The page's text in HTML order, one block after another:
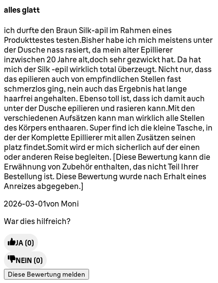
alles glatt
5 Sterne von maximal 5
ich durfte den Braun Silk-apil im Rahmen eines
Produkttestes testen.Bisher habe ich mich meistens unter
der Dusche nass rasiert, da mein alter Epillierer
inzwischen 20 Jahre alt,doch sehr gezwickt hat. Da hat
mich der Silk -epil wirklich total überzeugt. Nicht nur, dass
das epilieren auch von empfindlichen Stellen fast
schmerzlos ging, nein auch das Ergebnis hat lange
haarfrei angehalten. Ebenso toll ist, dass ich damit auch
unter der Dusche epilieren und rasieren kann.Mit den
verschiedenen Aufsätzen kann man wirklich alle Stellen
des Körpers enthaaren. Super find ich die kleine Tasche, in
der der Komplette Epillierer mit allen Zusätzen seinen
platz findet.Somit wird er mich sicherlich auf der einen
oder anderen Reise begleiten. [Diese Bewertung kann die
Erwähnung von Zubehör enthalten, das nicht Teil Ihrer
Bestellung ist. Diese Bewertung wurde nach Erhalt eines
Anreizes abgegeben.]
2026-03-01von Moni
War dies hilfreich?
JA (0)
NEIN (0)
Diese Bewertung melden